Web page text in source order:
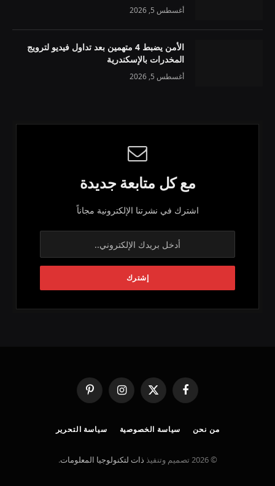
أغسطس 5, 2026
الأمن يضبط 4 متهمين بعد تداول فيديو لترويج
المخدرات بالإسكندرية
أغسطس 5, 2026
مع كل متابعة جديدة
اشترك في نشرتنا الإلكترونية مجاناً
فيسبوك
X
(Twitter)
الانستغرامبينتيريست
من نحن سياسة الخصوصية سياسة التحرير
© 2026 تصميم وتنفيذ ذات لتكنولوجيا المعلومات.